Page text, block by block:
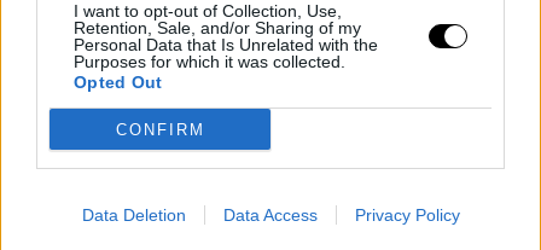
I want to opt-out of Collection, Use,
Retention, Sale, and/or Sharing of my
Personal Data that Is Unrelated with the
Purposes for which it was collected.
Opted Out
CONFIRM
Data Deletion Data Access Privacy Policy